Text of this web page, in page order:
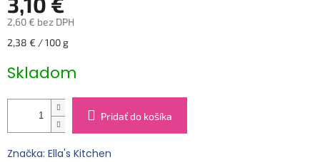
2,60 € bez DPH
Jednotková
2,38 € / 100 g
Skladom
Pridať do košíka
Značka: Ella's Kitchen